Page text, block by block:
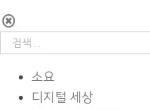
소요
디지털 세상